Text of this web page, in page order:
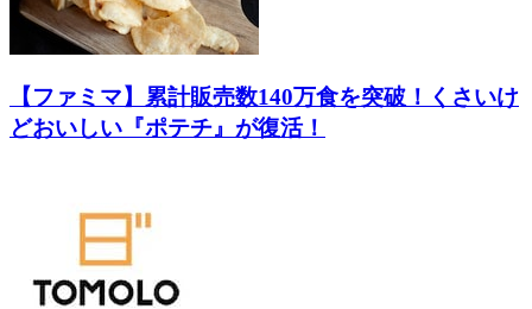
【ファミマ】累計販売数140万食を突破！くさいけ
どおいしい『ポテチ』が復活！